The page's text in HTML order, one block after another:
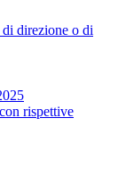
direzione o di
rispettive